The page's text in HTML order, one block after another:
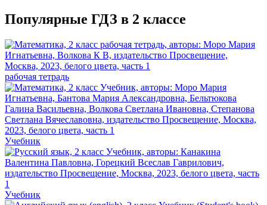
Популярные ГДЗ в 2 классе
рабочая тетрадь
Учебник
Учебник